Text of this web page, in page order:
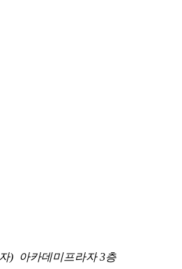
) 아카데미프라자 3층